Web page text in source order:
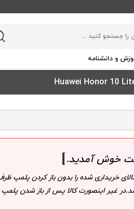
و دانشنامه
خوش آمدید.
خریداری شده را بدون باز کردن
غیر اینصورت کالا پس از باز شدن